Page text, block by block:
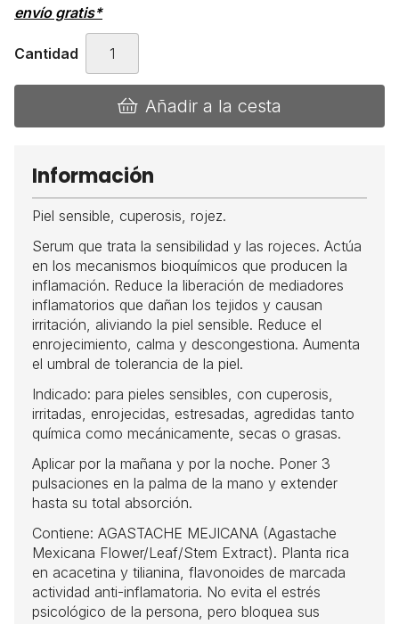
envío gratis*
Cantidad
Añadir a la cesta
Información
Piel sensible, cuperosis, rojez.
Serum que trata la sensibilidad y las rojeces. Actúa
en los mecanismos bioquímicos que producen la
inflamación. Reduce la liberación de mediadores
inflamatorios que dañan los tejidos y causan
irritación, aliviando la piel sensible. Reduce el
enrojecimiento, calma y descongestiona. Aumenta
el umbral de tolerancia de la piel.
Indicado: para pieles sensibles, con cuperosis,
irritadas, enrojecidas, estresadas, agredidas tanto
química como mecánicamente, secas o grasas.
Aplicar por la mañana y por la noche. Poner 3
pulsaciones en la palma de la mano y extender
hasta su total absorción.
Contiene: AGASTACHE MEJICANA (Agastache
Mexicana Flower/Leaf/Stem Extract). Planta rica
en acacetina y tilianina, flavonoides de marcada
actividad anti-inflamatoria. No evita el estrés
psicológico de la persona, pero bloquea sus